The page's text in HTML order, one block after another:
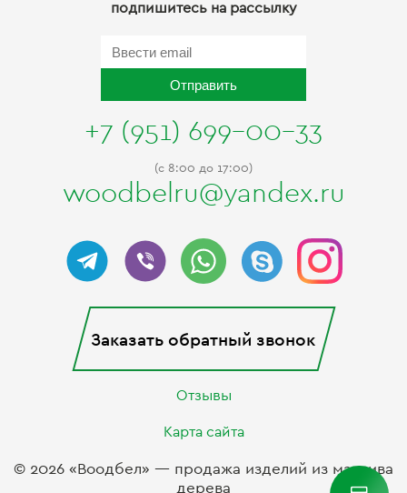
подпишитесь на рассылку
Отправить
+7 (951) 699-00-33
(c 8:00 до 17:00)
woodbelru@yandex.ru
Заказать обратный звонок
Отзывы
Карта сайта
© 2026 «Воодбел» — продажа изделий из массива
дерева